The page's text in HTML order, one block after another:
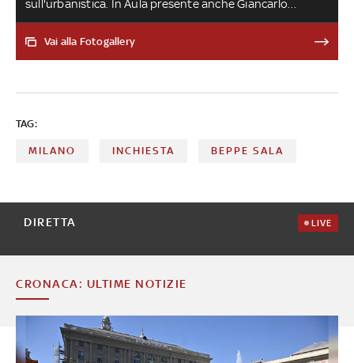
sull'urbanistica. In Aula presente anche Giancarlo
Tancredi che ha annunciato le dimissioni da Assessore
alla Rigenerazione Urbana. Cartelli di protesta dei
dimissioni della giunta.
Vai alla Fotogallery
TAG:
MILANO INCHIESTA BEPPE SALA
DIRETTA LIVE
CRONACA: ULTIME NOTIZIE